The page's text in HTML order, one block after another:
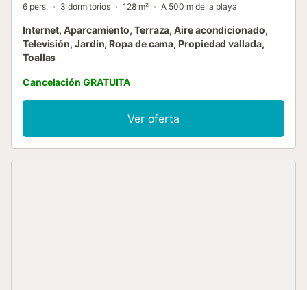
6 pers. 3 dormitorios 128 m² A 500 m de la playa
Internet, Aparcamiento, Terraza, Aire acondicionado,
Televisión, Jardín, Ropa de cama, Propiedad vallada,
Toallas
Cancelación GRATUITA
Ver oferta